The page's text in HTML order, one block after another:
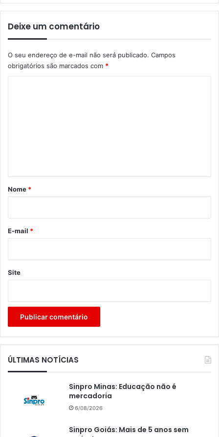
Deixe um comentário
O seu endereço de e-mail não será publicado. Campos
obrigatórios são marcados com *
r
*
Nome *
E-mail *
Site
ÚLTIMAS NOTÍCIAS
Sinpro Minas: Educação não é
mercadoria
6/08/2026
Sinpro Goiás: Mais de 5 anos sem